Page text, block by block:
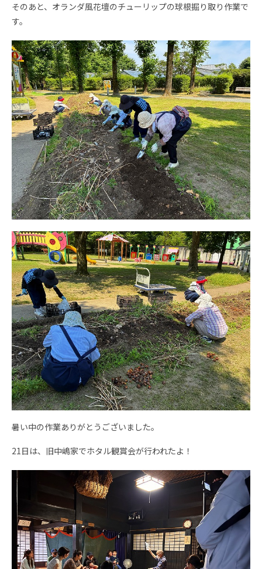
そのあと、オランダ風花壇のチューリップの球根掘り取り作業で
す。
暑い中の作業ありがとうございました。
21日は、旧中嶋家でホタル観賞会が行われたよ！